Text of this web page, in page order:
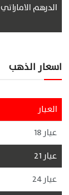
الدرهم الاماراتي
اسعار الذهب
العيار
عيار 18
عيار 21
عيار 24